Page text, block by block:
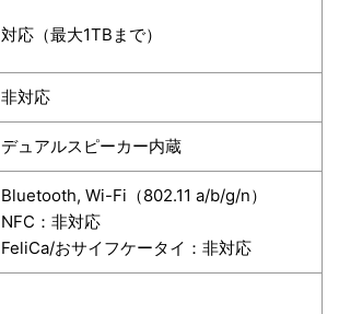
対応（最大1TBまで）
非対応
デュアルスピーカー内蔵
Bluetooth, Wi-Fi（802.11 a/b/g/n）
NFC：非対応
FeliCa/おサイフケータイ：非対応